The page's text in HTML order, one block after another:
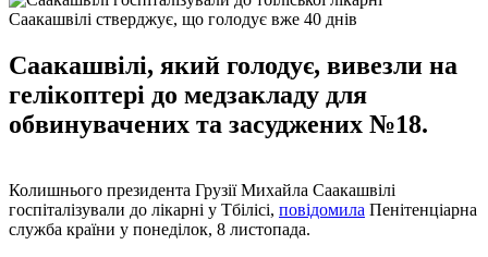
Саакашвілі стверджує, що голодує вже 40 днів
Саакашвілі, який голодує, вивезли на
гелікоптері до медзакладу для
обвинувачених та засуджених №18.
Колишнього президента Грузії Михайла Саакашвілі
госпіталізували до лікарні у Тбілісі, повідомила Пенітенціарна
служба країни у понеділок, 8 листопада.